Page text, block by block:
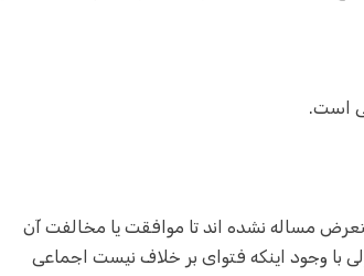
است.
مساله نشده اند تا موافقت یا مخالفت آن
وجود اینکه فتوای بر خلاف نیست اجماعی